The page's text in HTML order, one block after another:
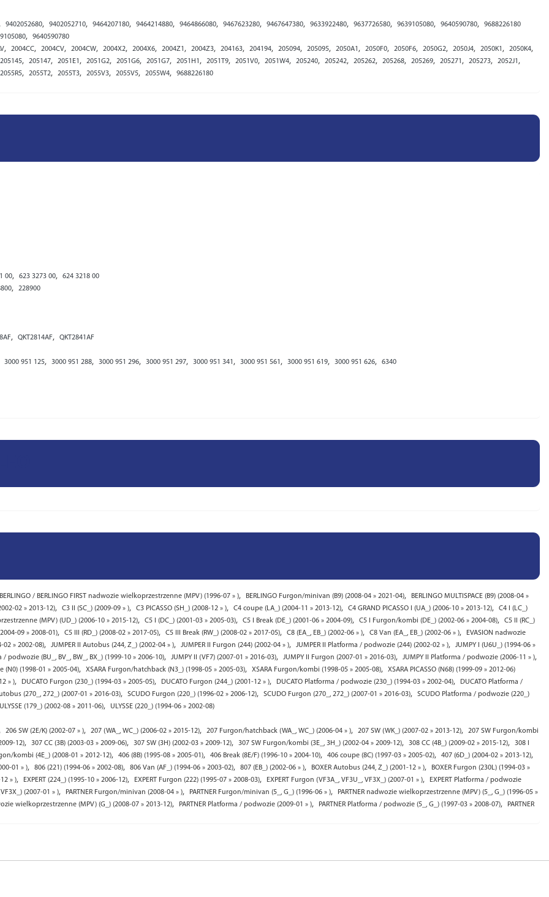
9402052680, 9402052710, 9464207180, 9464214880, 9464866080, 9467623280, 9467647380, 9633922480, 9637726580, 9639105080, 9640590780, 9688226180
, 9640590780
, 2004CC, 2004CV, 2004CW, 2004X2, 2004X6, 2004Z1 , 2004Z3, 204163, 204194, 205094, 205095, 2050A1 , 2050F0, 2050F6, 2050G2, 2050J4, 2050K1 , 2050K4,
205145, 205147, 2051E1 , 2051G2, 2051G6, 2051G7, 2051H1 , 2051T9, 2051V0, 2051W4, 205240, 205242, 205262, 205268, 205269, 205271 , 205273, 2052J1 ,
2055R5, 2055T2, 2055T3, 2055V3, 2055V5, 2055W4, 9688226180
00, 623 3273 00, 624 3218 00
, 228900
, QKT2814AF, QKT2841AF
3000 951 125, 3000 951 288, 3000 951 296, 3000 951 297, 3000 951 341 , 3000 951 561 , 3000 951 619, 3000 951 626, 6340
BERLINGO / BERLINGO FIRST nadwozie wielkoprzestrzenne (MPV) (1996-07 » ), BERLINGO Furgon/minivan (B9) (2008-04 » 2021-04),
BERLINGO MULTISPACE (B9) (2008-04 »
02 » 2013-12), C3 II (SC_) (2009-09 » ), C3 PICASSO (SH_) (2008-12 » ), C4 coupe (LA_) (2004-11 » 2013-12), C4 GRAND PICASSO I (UA_) (2006-10 » 2013-12),
C4 I (LC_)
(MPV) (UD_) (2006-10 » 2015-12), C5 I (DC_) (2001-03 » 2005-03), C5 I Break (DE_) (2001-06 » 2004-09), C5 I Furgon/kombi (DE_) (2002-06 » 2004-08),
C5 II (RC_)
09 » 2008-01), C5 III (RD_) (2008-02 » 2017-05), C5 III Break (RW_) (2008-02 » 2017-05), C8 (EA_, EB_) (2002-06 » ), C8 Van (EA_, EB_) (2002-06 » ),
EVASION nadwozie
02 » 2002-08), JUMPER II Autobus (244, Z_) (2002-04 » ), JUMPER II Furgon (244) (2002-04 » ), JUMPER II Platforma / podwozie (244) (2002-02 » ),
JUMPY I (U6U_) (1994-06 »
/ podwozie (BU_, BV_, BW_, BX_) (1999-10 » 2006-10), JUMPY II (VF7) (2007-01 » 2016-03), JUMPY II Furgon (2007-01 » 2016-03), JUMPY II Platforma / podwozie (2006-11 » ),
(N0) (1998-01 » 2005-04), XSARA Furgon/hatchback (N3_) (1998-05 » 2005-03), XSARA Furgon/kombi (1998-05 » 2005-08), XSARA PICASSO (N68) (1999-09 » 2012-06)
» ), DUCATO Furgon (230_) (1994-03 » 2005-05), DUCATO Furgon (244_) (2001-12 » ), DUCATO Platforma / podwozie (230_) (1994-03 » 2002-04),
DUCATO Platforma /
(270_, 272_) (2007-01 » 2016-03), SCUDO Furgon (220_) (1996-02 » 2006-12), SCUDO Furgon (270_, 272_) (2007-01 » 2016-03),
SCUDO Platforma / podwozie (220_)
ULYSSE (179_) (2002-08 » 2011-06), ULYSSE (220_) (1994-06 » 2002-08)
206 SW (2E/K) (2002-07 » ), 207 (WA_, WC_) (2006-02 » 2015-12), 207 Furgon/hatchback (WA_, WC_) (2006-04 » ), 207 SW (WK_) (2007-02 » 2013-12),
207 SW Furgon/kombi
12), 307 CC (3B) (2003-03 » 2009-06), 307 SW (3H) (2002-03 » 2009-12), 307 SW Furgon/kombi (3E_, 3H_) (2002-04 » 2009-12), 308 CC (4B_) (2009-02 » 2015-12),
308 I
kombi (4E_) (2008-01 » 2012-12), 406 (8B) (1995-08 » 2005-01), 406 Break (8E/F) (1996-10 » 2004-10), 406 coupe (8C) (1997-03 » 2005-02), 407 (6D_) (2004-02 » 2013-12),
01 » ), 806 (221) (1994-06 » 2002-08), 806 Van (AF_) (1994-06 » 2003-02), 807 (EB_) (2002-06 » ), BOXER Autobus (244, Z_) (2001-12 » ),
BOXER Furgon (230L) (1994-03 »
» ), EXPERT (224_) (1995-10 » 2006-12), EXPERT Furgon (222) (1995-07 » 2008-03), EXPERT Furgon (VF3A_, VF3U_, VF3X_) (2007-01 » ),
EXPERT Platforma / podwozie
(2007-01 » ), PARTNER Furgon/minivan (2008-04 » ), PARTNER Furgon/minivan (5_, G_) (1996-06 » ),
PARTNER nadwozie wielkoprzestrzenne (MPV) (5_, G_) (1996-05 »
wielkoprzestrzenne (MPV) (G_) (2008-07 » 2013-12), PARTNER Platforma / podwozie (2009-01 » ), PARTNER Platforma / podwozie (5_, G_) (1997-03 » 2008-07),
PARTNER